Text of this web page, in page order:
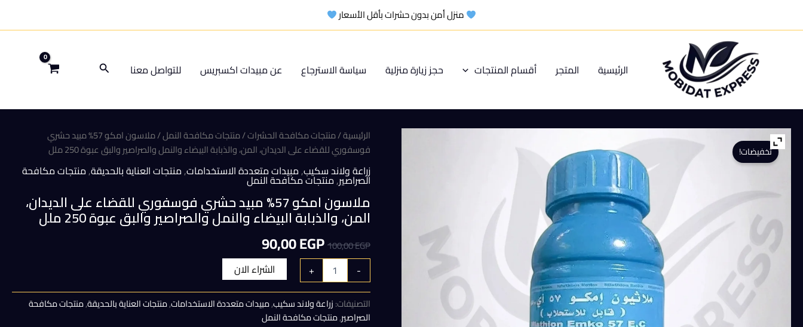
منزل أمن بدون حشرات بأقل الأسعار
الرئيسية المتجر أقسام المنتجات حجز زيارة منزلية سياسة الاسترجاع عن مبيدات اكسبريس للتواصل معنا البحث
تخفيضات!
الرئيسية/منتجات مكافحة الحشرات/منتجات مكافحة النمل
/ ملاسون امكو 57% مبيد حشري
فوسفوري للقضاء على الديدان، المن، والذبابة البيضاء والنمل والصراصير والبق عبوة 250 ملل
زراعة ولاند سكيب,مبيدات متعددة الاستخدامات,منتجات العناية بالحديقة,منتجات مكافحة
الصراصير,منتجات مكافحة النمل
ملاسون امكو 57% مبيد حشري فوسفوري للقضاء على الديدان،
المن، والذبابة البيضاء والنمل والصراصير والبق عبوة 250 ملل
100,00EGP
السعر
الأصلي
هو:
100,00 EGP.
90,00EGP
السعر
الحالي
هو:
90,00 EGP.
-
+ الشراء الان
التصنيفات:زراعة ولاند سكيب,مبيدات متعددة الاستخدامات,منتجات العناية بالحديقة,منتجات مكافحة
الصراصير,منتجات مكافحة النمل